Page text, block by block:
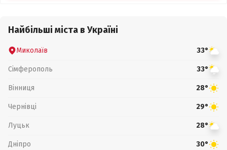
Найбільші міста в Україні
Миколаїв 33°
Сімферополь 33°
Вінниця 28°
Чернівці 29°
Луцьк 28°
Дніпро 30°